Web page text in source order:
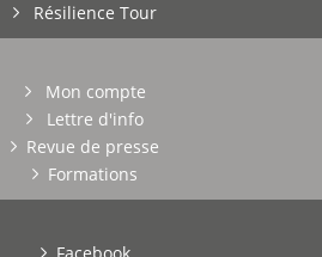
Résilience Tour
Mon compte
Lettre d'info
Revue de presse
Formations